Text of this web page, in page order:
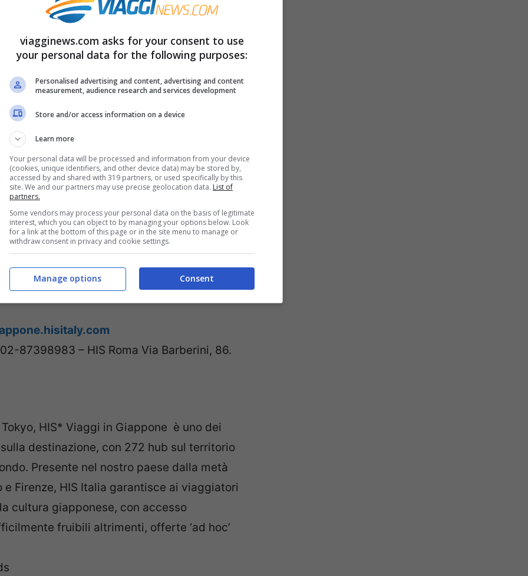
originale HIS Italiapropone l’atmosfera
delle tradizioni e della vivace
dal tempio Zojoji, al ‘must’ della
soba(lett. “a cavallo tra due anni”), sono
la notte di passaggio.
il Palazzo Imperiale di Tokyo nell’unica
insieme al 23 Dicembre, giorno del
Capodanno 2016 partono da 995 euro
8 notti a partire da 995 euro a persona
87398983 – HIS Roma Via Barberini, 86.
HIS* Viaggi in Giappone è uno dei
destinazione, con 272 hub sul territorio
Presente nel nostro paese dalla metà
Firenze, HIS Italia garantisce ai viaggiatori
cultura giapponese, con accesso
fruibili altrimenti, offerte ‘ad hoc’
viagginews.com asks for your consent to use
your personal data for the following purposes:
Personalised advertising and content, advertising and content
measurement, audience research and services development
Store and/or access information on a device
Learn more
Your personal data will be processed and information from your device
(cookies, unique identifiers, and other device data) may be stored by,
accessed by and shared with 319 partners, or used specifically by this
site. We and our partners may use precise geolocation data. List of
partners.
Some vendors may process your personal data on the basis of legitimate
interest, which you can object to by managing your options below. Look
for a link at the bottom of this page or in the site menu to manage or
withdraw consent in privacy and cookie settings.
Consent
Manage options